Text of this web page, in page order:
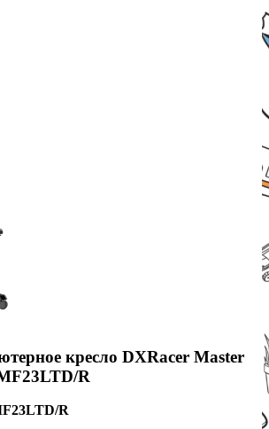
кресло DXRacer Master
R
R